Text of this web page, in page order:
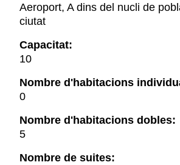
Aeroport, A dins del nucli de
ciutat
Capacitat:
10
Nombre d'habitacions
0
Nombre d'habitacions dobles:
5
Nombre de suites: